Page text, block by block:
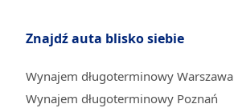
Znajdź auta blisko siebie
Wynajem długoterminowy Warszawa
Wynajem długoterminowy Poznań